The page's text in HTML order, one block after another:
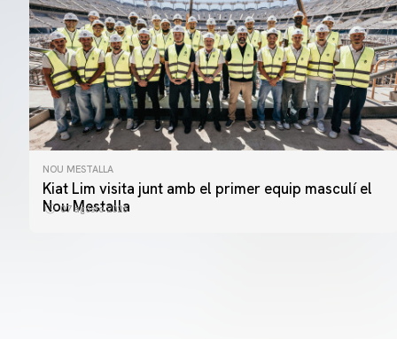
NOU MESTALLA
Kiat Lim visita junt amb el primer equip masculí el
Nou Mestalla
07 agosto 2026